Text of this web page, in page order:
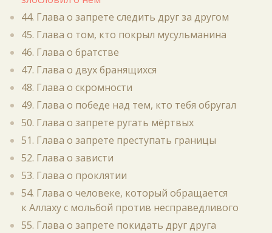
44. Глава о запрете следить друг за другом
45. Глава о том, кто покрыл мусульманина
46. Глава о братстве
47. Глава о двух бранящихся
48. Глава о скромности
49. Глава о победе над тем, кто тебя обругал
50. Глава о запрете ругать мёртвых
51. Глава о запрете преступать границы
52. Глава о зависти
53. Глава о проклятии
54. Глава о человеке, который обращается
к Аллаху с мольбой против несправедливого
55. Глава о запрете покидать друг друга